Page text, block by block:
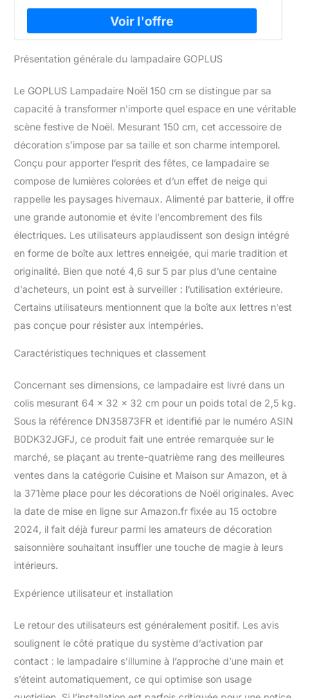
Présentation générale du lampadaire GOPLUS
Le GOPLUS Lampadaire Noël 150 cm se distingue par sa
capacité à transformer n’importe quel espace en une véritable
scène festive de Noël. Mesurant 150 cm, cet accessoire de
décoration s’impose par sa taille et son charme intemporel.
Conçu pour apporter l’esprit des fêtes, ce lampadaire se
compose de lumières colorées et d’un effet de neige qui
rappelle les paysages hivernaux. Alimenté par batterie, il offre
une grande autonomie et évite l’encombrement des fils
électriques. Les utilisateurs applaudissent son design intégré
en forme de boîte aux lettres enneigée, qui marie tradition et
originalité. Bien que noté 4,6 sur 5 par plus d’une centaine
d’acheteurs, un point est à surveiller : l’utilisation extérieure.
Certains utilisateurs mentionnent que la boîte aux lettres n’est
pas conçue pour résister aux intempéries.
Caractéristiques techniques et classement
Concernant ses dimensions, ce lampadaire est livré dans un
colis mesurant 64 x 32 x 32 cm pour un poids total de 2,5 kg.
Sous la référence DN35873FR et identifié par le numéro ASIN
B0DK32JGFJ, ce produit fait une entrée remarquée sur le
marché, se plaçant au trente-quatrième rang des meilleures
ventes dans la catégorie Cuisine et Maison sur Amazon, et à
la 371ème place pour les décorations de Noël originales. Avec
la date de mise en ligne sur Amazon.fr fixée au 15 octobre
2024, il fait déjà fureur parmi les amateurs de décoration
saisonnière souhaitant insuffler une touche de magie à leurs
intérieurs.
Expérience utilisateur et installation
Le retour des utilisateurs est généralement positif. Les avis
soulignent le côté pratique du système d’activation par
contact : le lampadaire s’illumine à l’approche d’une main et
s’éteint automatiquement, ce qui optimise son usage